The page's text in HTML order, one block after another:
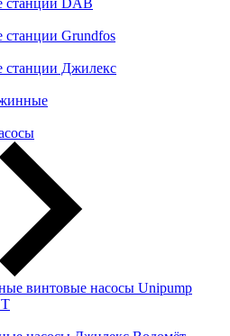
станции DAB
станции Grundfos
станции Джилекс
винтовые насосы Unipump